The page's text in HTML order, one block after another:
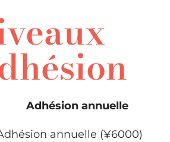
Adhésion annuelle
annuelle (¥6000)